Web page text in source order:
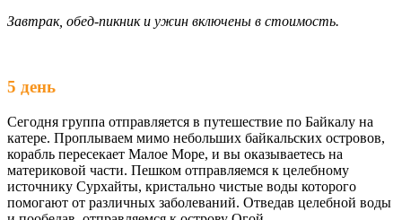
Завтрак, обед-пикник и ужин включены в стоимость.
5 день
Сегодня группа отправляется в путешествие по Байкалу на
катере. Проплываем мимо небольших байкальских островов,
корабль пересекает Малое Море, и вы оказываетесь на
материковой части. Пешком отправляемся к целебному
источнику Сурхайты, кристально чистые воды которого
помогают от различных заболеваний. Отведав целебной воды